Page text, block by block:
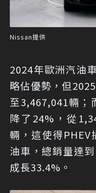
Nissan提供
2024年歐洲汽油
略佔優勢，但
至3,467,041輛；
降了24%，從
輛，這使得
油車，總銷量達
成長33.4%。